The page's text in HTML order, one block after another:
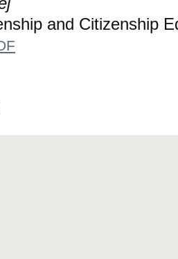
and Citizenship